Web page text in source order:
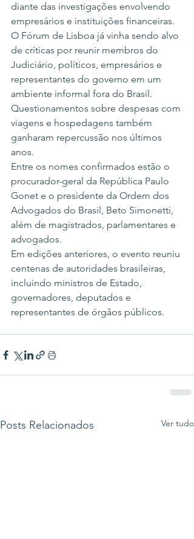
diante das investigações envolvendo
empresários e instituições financeiras.
O Fórum de Lisboa já vinha sendo alvo
de críticas por reunir membros do
Judiciário, políticos, empresários e
representantes do governo em um
ambiente informal fora do Brasil.
Questionamentos sobre despesas com
viagens e hospedagens também
ganharam repercussão nos últimos
anos.
Entre os nomes confirmados estão o
procurador-geral da República Paulo
Gonet e o presidente da Ordem dos
Advogados do Brasil, Beto Simonetti,
além de magistrados, parlamentares e
advogados.
Em edições anteriores, o evento reuniu
centenas de autoridades brasileiras,
incluindo ministros de Estado,
governadores, deputados e
representantes de órgãos públicos.
Posts Relacionados Ver tudo